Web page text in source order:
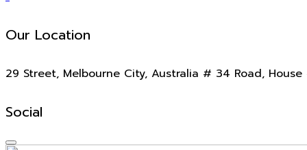
Our Location
29 Street, Melbourne City, Australia # 34 Road, House
Social